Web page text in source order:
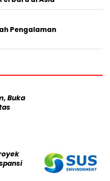
Pengalaman
Buka